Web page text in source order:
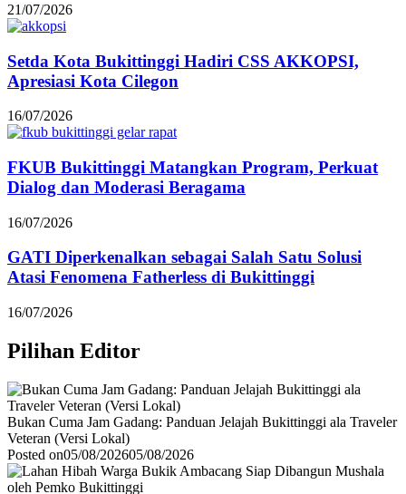
21/07/2026
Setda Kota Bukittinggi Hadiri CSS AKKOPSI,
Apresiasi Kota Cilegon
16/07/2026
FKUB Bukittinggi Matangkan Program, Perkuat
Dialog dan Moderasi Beragama
16/07/2026
GATI Diperkenalkan sebagai Salah Satu Solusi
Atasi Fenomena Fatherless di Bukittinggi
16/07/2026
Pilihan Editor
Bukan Cuma Jam Gadang: Panduan Jelajah Bukittinggi ala Traveler
Veteran (Versi Lokal)
Posted on05/08/202605/08/2026